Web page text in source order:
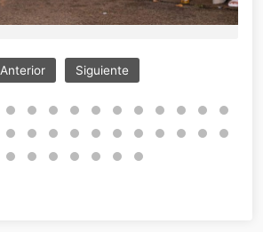
Anterior Siguiente